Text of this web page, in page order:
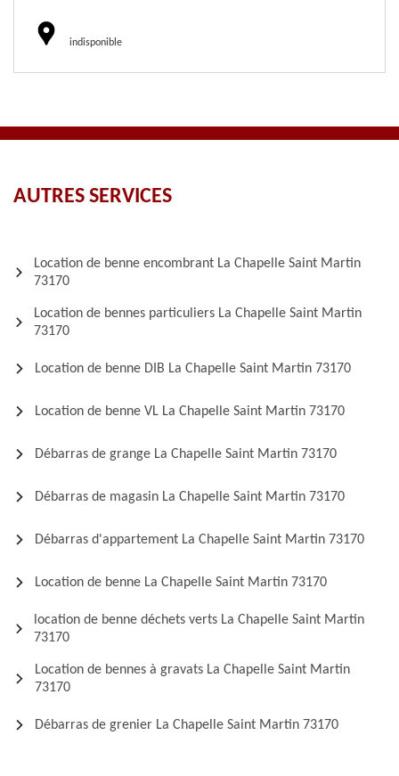
indisponible
AUTRES SERVICES
Location de benne encombrant La Chapelle Saint Martin
73170
Location de bennes particuliers La Chapelle Saint Martin
73170
Location de benne DIB La Chapelle Saint Martin 73170
Location de benne VL La Chapelle Saint Martin 73170
Débarras de grange La Chapelle Saint Martin 73170
Débarras de magasin La Chapelle Saint Martin 73170
Débarras d'appartement La Chapelle Saint Martin 73170
Location de benne La Chapelle Saint Martin 73170
location de benne déchets verts La Chapelle Saint Martin
73170
Location de bennes à gravats La Chapelle Saint Martin
73170
Débarras de grenier La Chapelle Saint Martin 73170